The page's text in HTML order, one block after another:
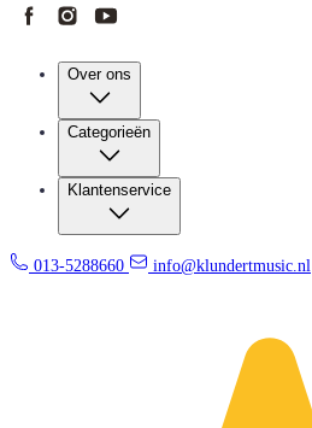
Over ons
Categorieën
Klantenservice
013-5288660 info@klundertmusic.nl